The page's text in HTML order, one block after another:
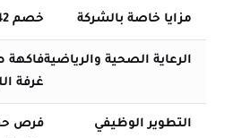
مزايا خاصة بالشركة خصم 42%
الرعاية الصحية والرياضيةفاكهة
غرفة
التطوير الوظيفي فرص